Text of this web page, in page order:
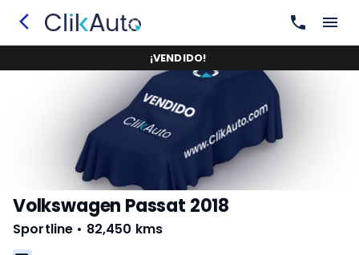
¡VENDIDO!
Volkswagen Passat 2018
Sportline • 82,450 kms